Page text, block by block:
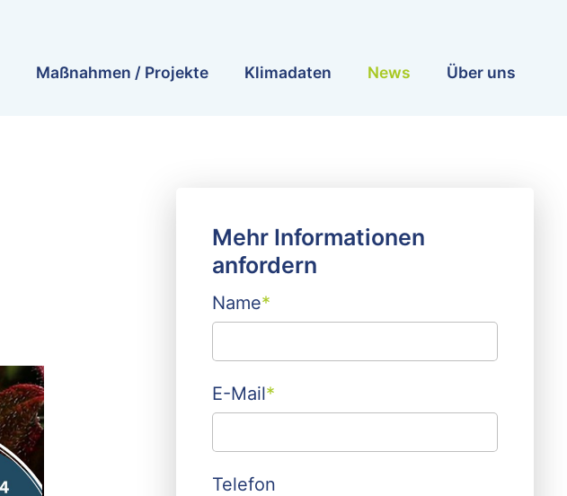
Maßnahmen / Projekte Klimadaten News Über uns
Mehr Informationen
anfordern
Name*
E-Mail*
Telefon